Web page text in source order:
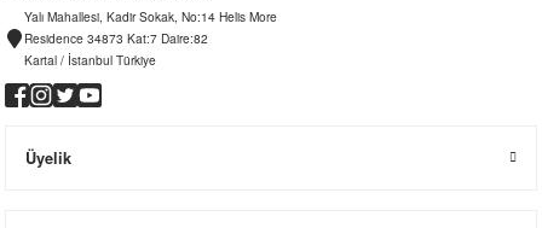
Yalı Mahallesi, Kadir Sokak, No:14 Helis More
Residence 34873 Kat:7 Daire:82
Kartal / İstanbul Türkiye
Üyelik